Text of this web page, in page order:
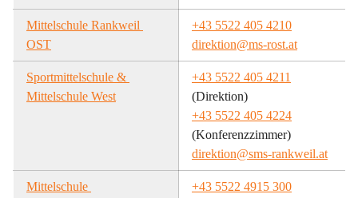
Mittelschule Rankweil
OST
+43 5522 405 4210
direktion@ms-rost.at
Sportmittelschule &
Mittelschule West
+43 5522 405 4211
(Direktion)
+43 5522 405 4224
(Konferenzzimmer)
direktion@sms-rankweil.at
Mittelschule
+43 5522 4915 300